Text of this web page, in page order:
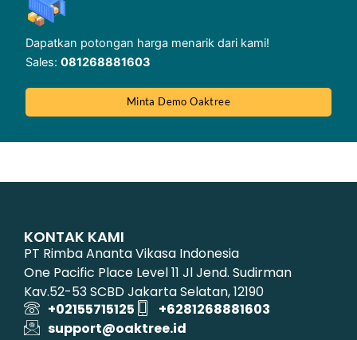
Dapatkan potongan harga menarik dari kami!
Sales: 081268881603
Minta Demo Oaktree
KONTAK KAMI
PT Rimba Ananta Vikasa Indonesia
One Pacific Place Level 11 Jl Jend. Sudirman
Kav.52-53 SCBD Jakarta Selatan, 12190
+02155715125
+6281268881603
support@oaktree.id